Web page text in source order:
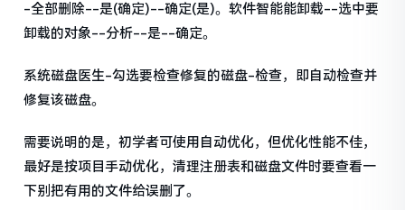
-全部删除--是(确定)--确定(是)。软件智能能卸载--选中要
卸载的对象--分析--是--确定。
系统磁盘医生-勾选要检查修复的磁盘-检查，即自动检查并
修复该磁盘。
需要说明的是，初学者可使用自动优化，但优化性能不佳，
最好是按项目手动优化，清理注册表和磁盘文件时要查看一
下别把有用的文件给误删了。